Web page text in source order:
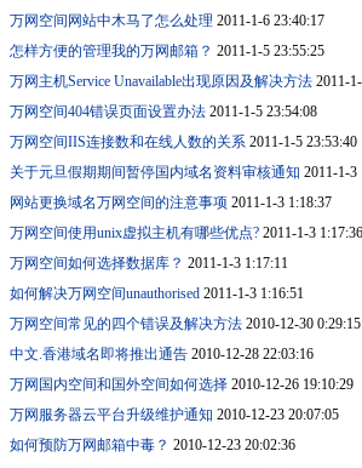
万网空间网站中木马了怎么处理 2011-1-6 23:40:17
怎样方便的管理我的万网邮箱？ 2011-1-5 23:55:25
万网主机Service Unavailable出现原因及解决方法 2011-
万网空间404错误页面设置办法 2011-1-5 23:54:08
万网空间IIS连接数和在线人数的关系 2011-1-5 23:53:40
关于元旦假期期间暂停国内域名资料审核通知 2011-1-3
网站更换域名万网空间的注意事项 2011-1-3 1:18:37
万网空间使用unix虚拟主机有哪些优点? 2011-1-3 1:17:36
万网空间如何选择数据库？ 2011-1-3 1:17:11
如何解决万网空间unauthorised 2011-1-3 1:16:51
万网空间常见的四个错误及解决方法 2010-12-30 0:29:15
中文.香港域名即将推出通告 2010-12-28 22:03:16
万网国内空间和国外空间如何选择 2010-12-26 19:10:29
万网服务器云平台升级维护通知 2010-12-23 20:07:05
如何预防万网邮箱中毒？ 2010-12-23 20:02:36